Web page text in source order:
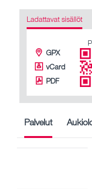
Ladattavat sisällöt
GPX
vCard
PDF
Palvelut